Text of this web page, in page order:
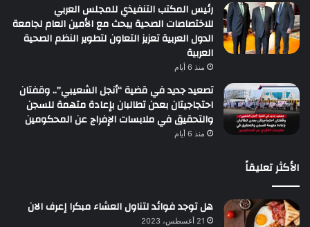
رئيس المكتب التنفيذي للمجلس العربي
للاختصاصات الصحية يبحث مع الأمين العام لجامعة
الدول العربية تعزيز التعاون لتطوير النظم الصحية
العربية
منذ 6 أيام
تصعيد جديد في قضية “أنجل الشعيبي”.. وقفتان
احتجاجيتان بعدن تطالبان بإعادة متهمة للسجن
والتحقيق في ملابسات الإفراج عن المحكومين
منذ 6 أيام
الأكثر تعليقاً
هل توجد فوائد لتناول العشاء مبكرا إعرف الان
21 أغسطس، 2023